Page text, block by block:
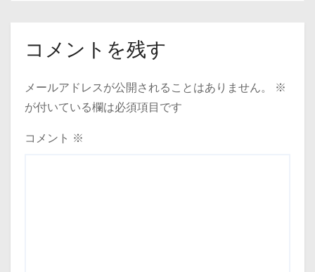
コメントを残す
メールアドレスが公開されることはありません。
※
が付いている欄は必須項目です
コメント ※